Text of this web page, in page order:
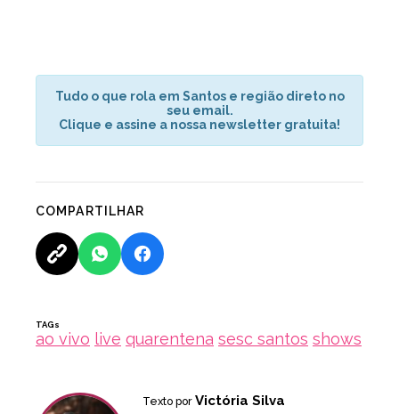
Tudo o que rola em Santos e região direto no
seu email.
Clique e assine a nossa newsletter gratuita!
COMPARTILHAR
TAGs
ao vivo live quarentena sesc santos shows
Texto por Victória Silva